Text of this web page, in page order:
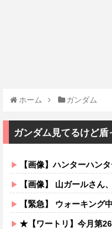
ホーム ガンダム
ガンダム見てるけど
【画像】ハンターハン
【画像】 山ガールさん
【緊急】 ウォーキング
★【ワートリ】今月第